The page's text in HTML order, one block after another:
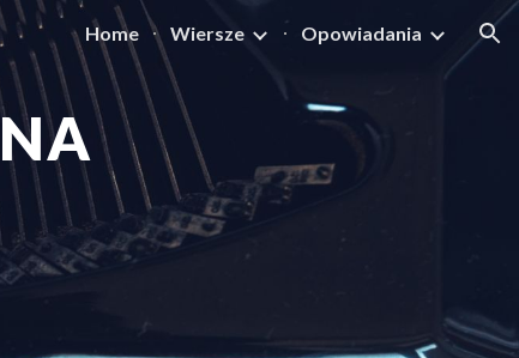
Home Wiersze Opowiadania